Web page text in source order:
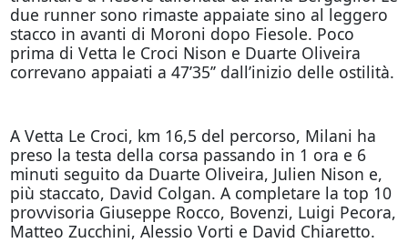
due runner sono rimaste appaiate sino al leggero
stacco in avanti di Moroni dopo Fiesole. Poco
prima di Vetta le Croci Nison e Duarte Oliveira
correvano appaiati a 47’35’’ dall’inizio delle ostilità.
A Vetta Le Croci, km 16,5 del percorso, Milani ha
preso la testa della corsa passando in 1 ora e 6
minuti seguito da Duarte Oliveira, Julien Nison e,
più staccato, David Colgan. A completare la top 10
provvisoria Giuseppe Rocco, Bovenzi, Luigi Pecora,
Matteo Zucchini, Alessio Vorti e David Chiaretto.